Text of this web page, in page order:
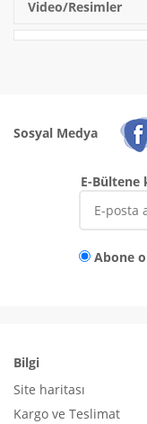
Video/Resimler
Sosyal Medya
E-Bültene
Abone
Bilgi
Site haritası
Kargo ve Teslimat